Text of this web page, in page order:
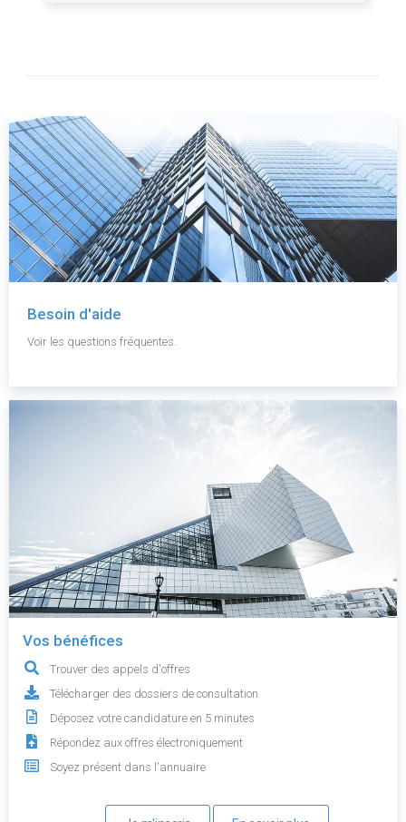
Besoin d'aide
Voir les questions fréquentes.
Vos bénéfices
Trouver des appels d'offres
Télécharger des dossiers de consultation
Déposez votre candidature en 5 minutes
Répondez aux offres électroniquement
Soyez présent dans l'annuaire